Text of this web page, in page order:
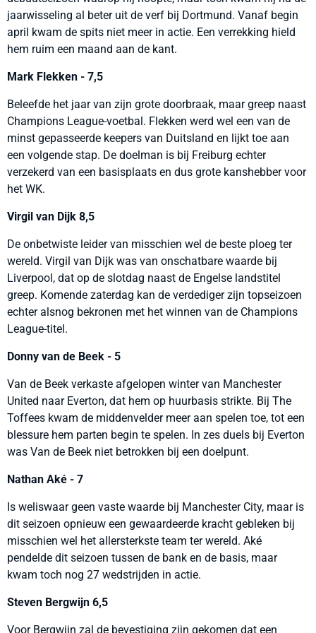
jaarwisseling al beter uit de verf bij Dortmund. Vanaf begin
april kwam de spits niet meer in actie. Een verrekking hield
hem ruim een maand aan de kant.
Mark Flekken - 7,5
Beleefde het jaar van zijn grote doorbraak, maar greep naast
Champions League-voetbal. Flekken werd wel een van de
minst gepasseerde keepers van Duitsland en lijkt toe aan
een volgende stap. De doelman is bij Freiburg echter
verzekerd van een basisplaats en dus grote kanshebber voor
het WK.
Virgil van Dijk 8,5
De onbetwiste leider van misschien wel de beste ploeg ter
wereld. Virgil van Dijk was van onschatbare waarde bij
Liverpool, dat op de slotdag naast de Engelse landstitel
greep. Komende zaterdag kan de verdediger zijn topseizoen
echter alsnog bekronen met het winnen van de Champions
League-titel.
Donny van de Beek - 5
Van de Beek verkaste afgelopen winter van Manchester
United naar Everton, dat hem op huurbasis strikte. Bij The
Toffees kwam de middenvelder meer aan spelen toe, tot een
blessure hem parten begin te spelen. In zes duels bij Everton
was Van de Beek niet betrokken bij een doelpunt.
Nathan Aké - 7
Is weliswaar geen vaste waarde bij Manchester City, maar is
dit seizoen opnieuw een gewaardeerde kracht gebleken bij
misschien wel het allersterkste team ter wereld. Aké
pendelde dit seizoen tussen de bank en de basis, maar
kwam toch nog 27 wedstrijden in actie.
Steven Bergwijn 6,5
Voor Bergwijn zal de bevestiging zijn gekomen dat een